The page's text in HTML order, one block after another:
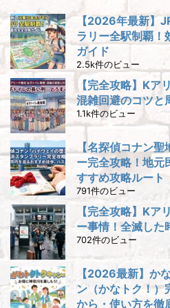
【2026年最新】
ラリー全駅制覇！
ガイド
2.5k件のビュー
【完全攻略】Kア
混雑回避のコツと
1.1k件のビュー
【名探偵コナン
ー完全攻略！地元
すすめ攻略ルート
791件のビュー
【完全攻略】Kア
ー事情！全滅した
702件のビュー
【2026最新】か
ン（かなトク！）
から・使い方を徹